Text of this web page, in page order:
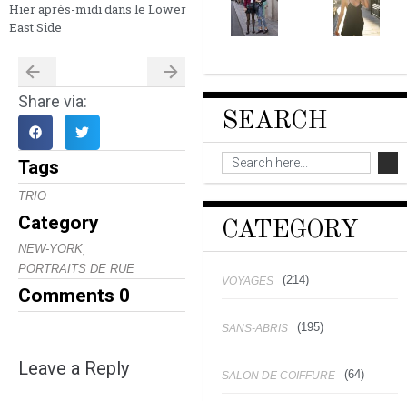
Hier après-midi dans le Lower
East Side
Share via:
Tags
TRIO
Category
NEW-YORK
PORTRAITS DE RUE
Comments 0
Leave a Reply
SEARCH
CATEGORY
VOYAGES (214)
SANS-ABRIS (195)
SALON DE COIFFURE (64)